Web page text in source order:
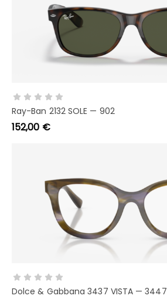
Ray-Ban 2132 SOLE — 902
152,00 €
Dolce & Gabbana 3437 VISTA — 3447